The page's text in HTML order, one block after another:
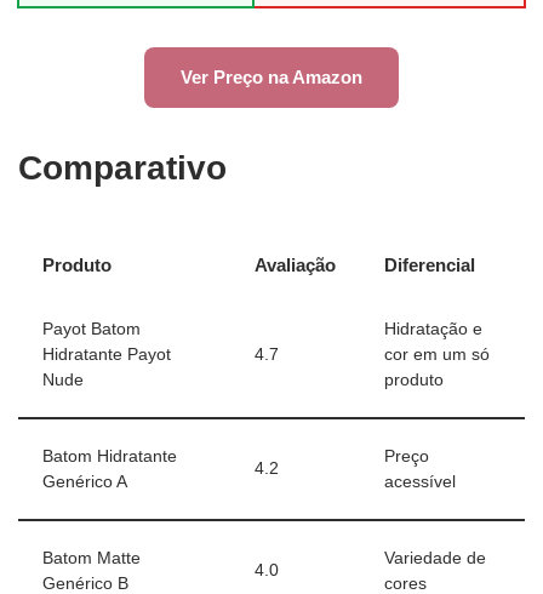
Ver Preço na Amazon
Comparativo
Produto Avaliação Diferencial
Payot Batom
Hidratante Payot
Nude
4.7
Hidratação e
cor em um só
produto
Batom Hidratante
Genérico A
4.2
Preço
acessível
Batom Matte
Genérico B
4.0
Variedade de
cores